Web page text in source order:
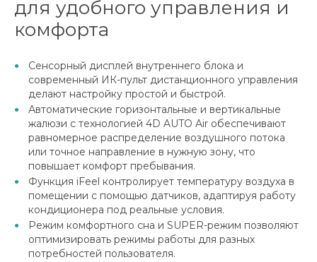
для удобного управления и
комфорта
Сенсорный дисплей внутреннего блока и
современный ИК-пульт дистанционного управления
делают настройку простой и быстрой.
Автоматические горизонтальные и вертикальные
жалюзи с технологией 4D AUTO Air обеспечивают
равномерное распределение воздушного потока
или точное направление в нужную зону, что
повышает комфорт пребывания.
Функция iFeel контролирует температуру воздуха в
помещении с помощью датчиков, адаптируя работу
кондиционера под реальные условия.
Режим комфортного сна и SUPER-режим позволяют
оптимизировать режимы работы для разных
потребностей пользователя.